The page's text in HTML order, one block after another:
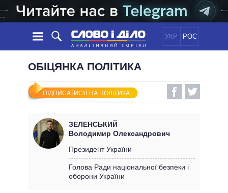
УКР РОС
НОВИНИ
СТРІЧКА
ПОДІЇ
СТАТТІ
ДУМКИ
ОГЛЯДИ
ДАЙДЖЕСТИ
ПОЛІТИКА
ЕКОНОМІКА
СВІТ
ОБIЦЯНКИ
УСІ ПОЛІТИКИ
ПРЕЗИДЕНТ І ОФІС
КАБІНЕТ МІНІСТРІВ
ІНФОГРАФІКА
ВІДЕО
ПІДТРИМАТИ
ОБІЦЯНКА ПОЛІТИКА
ПІДПИСАТИСЯ НА ПОЛІТИКА
ЗЕЛЕНСЬКИЙ
Володимир Олександрович
Президент України
Голова Ради національної безпеки і
оборони України